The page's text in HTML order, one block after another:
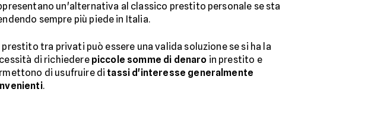
un'alternativa al classico prestito personale se sta
sempre più piede in Italia.
prestito tra privati può essere una valida soluzione se si ha la
di richiedere piccole somme di denaro in prestito e
di usufruire di tassi d'interesse generalmente
.